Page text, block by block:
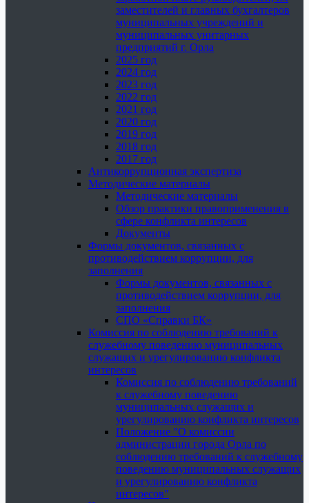
заместителей и главных бухгалтеров
муниципальных учреждений и
муниципальных унитарных
предприятий г. Орла
2025 год
2024 год
2023 год
2022 год
2021 год
2020 год
2019 год
2018 год
2017 год
Антикоррупционная экспертиза
Методические материалы
Методические материалы
Обзор практики правоприменения в
сфере конфликта интересов
Документы
Формы документов, связанных с
противодействием коррупции, для
заполнения
Формы документов, связанных с
противодействием коррупции, для
заполнения
СПО «Справки БК»
Комиссия по соблюдению требований к
служебному поведению муниципальных
служащих и урегулированию конфликта
интересов
Комиссия по соблюдению требований
к служебному поведению
муниципальных служащих и
урегулированию конфликта интересов
Положение "О комиссии
администрации города Орла по
соблюдению требований к служебному
поведению муниципальных служащих
и урегулированию конфликта
интересов"